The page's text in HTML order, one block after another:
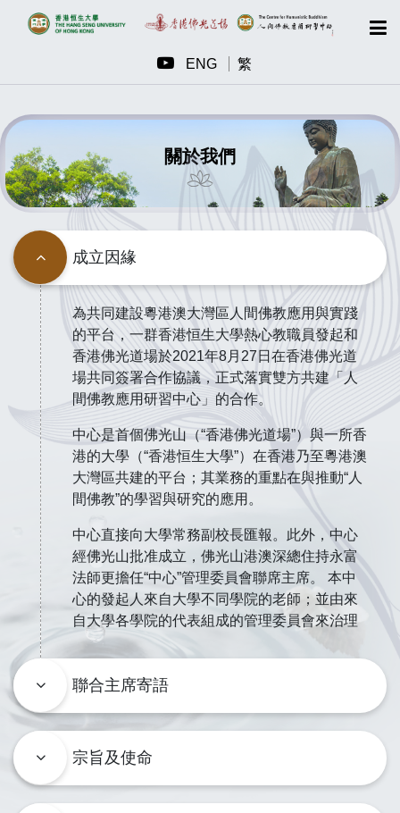
ENG 繁
關於我們
成立因緣
為共同建設粵港澳大灣區人間佛教應用與實踐
的平台，一群香港恒生大學熱心教職員發起和
香港佛光道場於2021年8月27日在香港佛光道
場共同簽署合作協議，正式落實雙方共建「人
間佛教應用研習中心」的合作。
中心是首個佛光山（“香港佛光道場”）與一所香
港的大學（“香港恒生大學”）在香港乃至粵港澳
大灣區共建的平台；其業務的重點在與推動“人
間佛教”的學習與研究的應用。
中心直接向大學常務副校長匯報。此外，中心
經佛光山批准成立，佛光山港澳深總住持永富
法師更擔任“中心”管理委員會聯席主席。 本中
心的發起人來自大學不同學院的老師；並由來
自大學各學院的代表組成的管理委員會來治理
聯合主席寄語
宗旨及使命